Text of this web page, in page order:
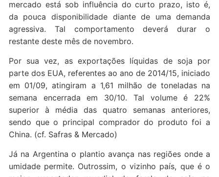
mercado está sob influência do curto prazo, isto é,
da pouca disponibilidade diante de uma demanda
agressiva. Tal comportamento deverá durar o
restante deste mês de novembro.
Por sua vez, as exportações líquidas de soja por
parte dos EUA, referentes ao ano de 2014/15, iniciado
em 01/09, atingiram a 1,61 milhão de toneladas na
semana encerrada em 30/10. Tal volume é 22%
superior à média das quatro semanas anteriores,
sendo que o principal comprador do produto foi a
China. (cf. Safras & Mercado)
Já na Argentina o plantio avança nas regiões onde a
umidade permite. Outrossim, o vizinho país, que é o